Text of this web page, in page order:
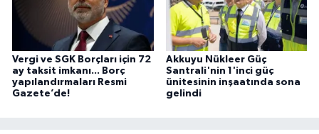
Vergi ve SGK Borçları için 72
ay taksit imkanı... Borç
yapılandırmaları Resmi
Gazete’de!
Akkuyu Nükleer Güç
Santrali'nin 1'inci güç
ünitesinin inşaatında sona
gelindi